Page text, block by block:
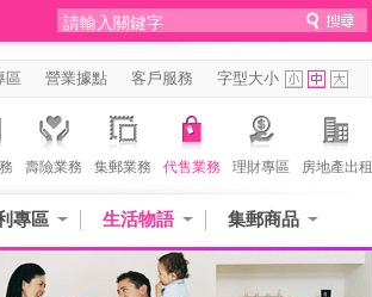
區 營業據點 客戶服務 字型大小
壽險業務 集郵業務 代售業務 理財專區 房地產出租
專區 生活物語 集郵商品